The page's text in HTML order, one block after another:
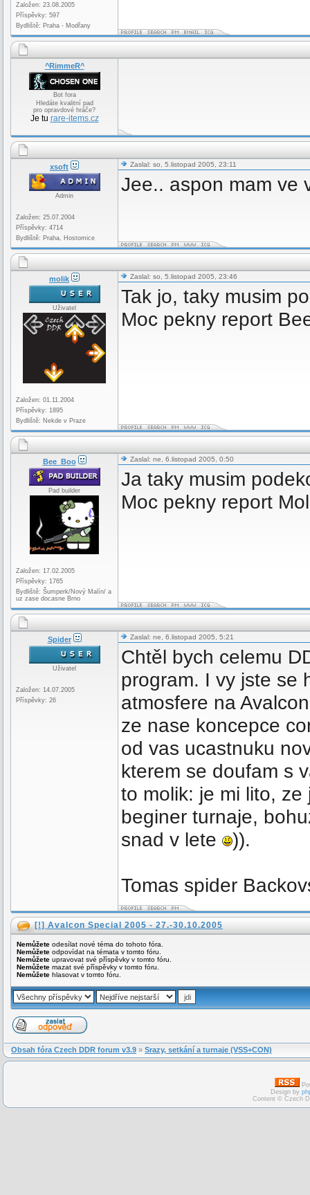
Založen: 23.08.2005
Příspěvky: 597
Bydliště: Praha - Modřany
^RimmeR^
Bot fora
Hledáte kvalitní pad
pro opravdové hráče?
Je tu rare-items.cz
xsoft
Admin
Založen: 25.07.2004
Příspěvky: 4714
Bydliště: Praha, Hostomice
Zaslal: so, 5.listopad 2005, 23:11
Jee.. aspon mam ve
molik
Uživatel
Založen: 01.11.2004
Příspěvky: 1895
Bydliště: Nekde v Praze
Zaslal: so, 5.listopad 2005, 23:46
Tak jo, taky musim
Moc pekny report
Bee_Boo
Pad builder
Založen: 17.02.2005
Příspěvky: 1765
Bydliště: Šumperk/Nový Malín/ a
uz zase docasne Brno
Zaslal: ne, 6.listopad 2005, 0:50
Ja taky musim
Moc pekny report
Spider
Uživatel
Založen: 14.07.2005
Příspěvky: 26
Zaslal: ne, 6.listopad 2005, 5:21
Chtěl bych celemu
program. I vy jste se
atmosfere na
ze nase koncepce
od vas ucastnuku
kterem se doufam s
to molik: je mi lito,
beginer turnaje,
snad v lete
)).
Tomas spider
[!] Avalcon Special 2005 - 27.-30.10.2005
Nemůžete odesílat nové téma do tohoto fóra.
Nemůžete odpovídat na témata v tomto fóru.
Nemůžete upravovat své příspěvky v tomto fóru.
Nemůžete mazat své příspěvky v tomto fóru.
Nemůžete hlasovat v tomto fóru.
Obsah fóra Czech DDR forum v3.9 » Srazy, setkání a turnaje (VSS+CON)
Design by
Content © Czech